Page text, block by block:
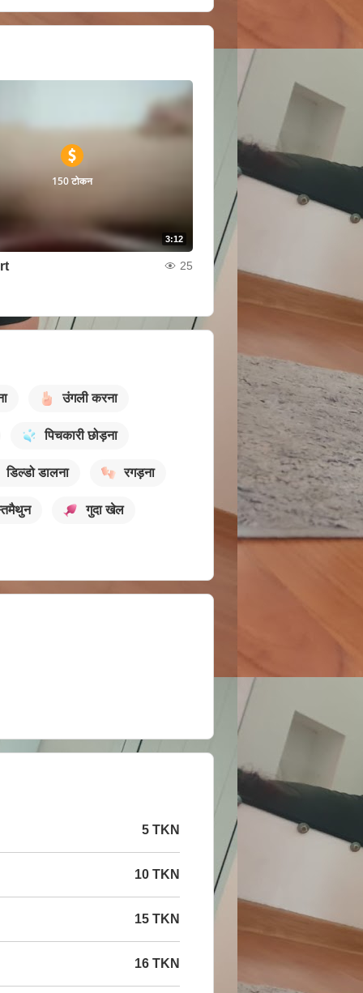
3:12
150 टोकन
25
उंगली करना
पिचकारी छोड़ना
डिल्डो डालना रगड़ना
गुदा खेल
5 TKN
10 TKN
15 TKN
16 TKN